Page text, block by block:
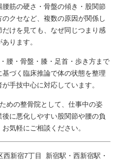
筋の硬さ・骨盤の傾き・股関節
クセなど、複数の原因が関係し
けを見ても、なぜ同じつまり感
ります。
腰・骨盤・膝・足首・歩き方まで
づく臨床推論で体の状態を整理
手技中心に対応しています。
めの整骨院として、仕事中の姿
に悪化しやすい股関節や腰の負
気軽にご相談ください。
西新宿7丁目
新宿駅・西新宿駅・